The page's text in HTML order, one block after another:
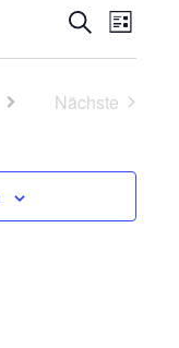
Suche
und
SucheListe
Nächste